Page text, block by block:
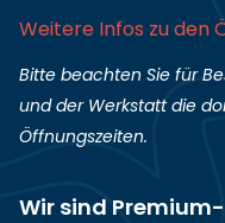
Weitere Infos zu den
Bitte beachten Sie für
und der Werkstatt die
Öffnungszeiten.
Wir sind